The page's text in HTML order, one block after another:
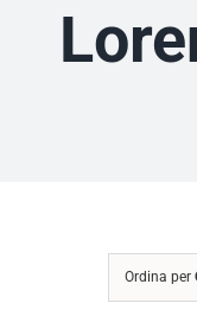
Ordina per